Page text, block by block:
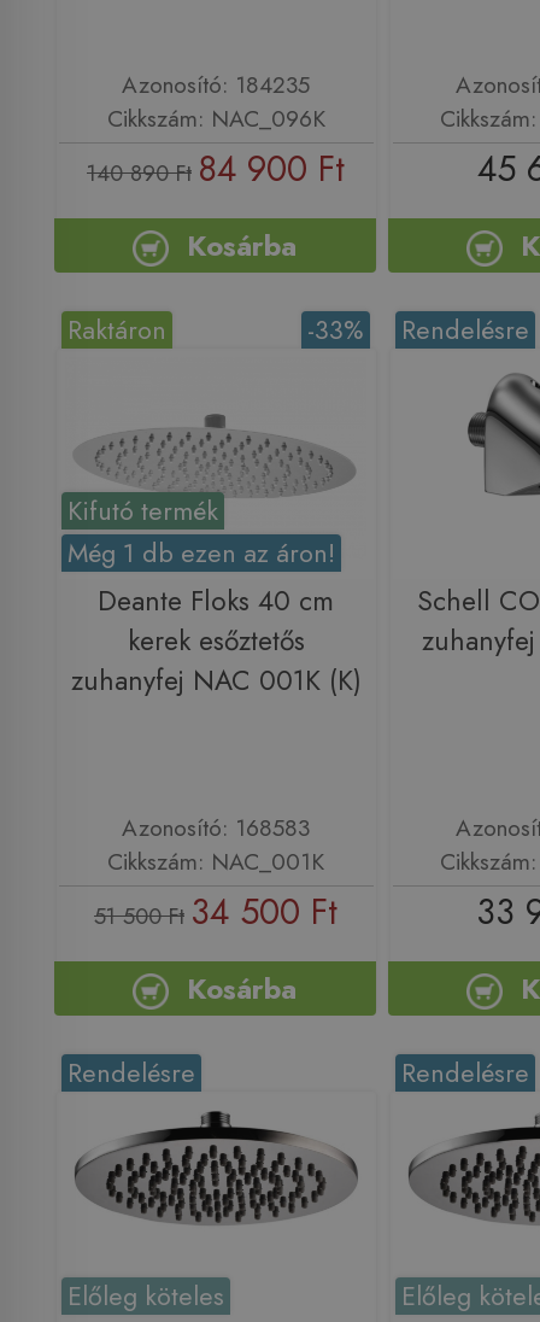
Azonosító: 184235
Cikkszám: NAC_096K
140 890 Ft 84 900 Ft
Kosárba
45
Kifutó termék
Még 1 db ezen az áron!
-33%
Raktáron
Deante Floks 40 cm
kerek esőztetős
zuhanyfej NAC 001K (K)
Azonosító: 168583
Cikkszám: NAC_001K
51 500 Ft 34 500 Ft
Kosárba
Rendelésre
Schell
33
Rendelésre
Előleg köteles
Rendelésre
Előleg